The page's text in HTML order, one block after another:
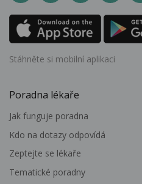
Stáhněte si mobilní aplikaci
Poradna lékaře
Jak funguje poradna
Kdo na dotazy odpovídá
Zeptejte se lékaře
Tematické poradny